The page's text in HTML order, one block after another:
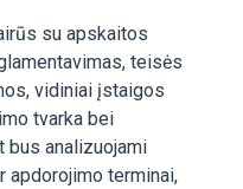
su apskaitos
teisės
vidiniai įstaigos
tvarka bei
bus analizuojami
apdorojimo terminai,